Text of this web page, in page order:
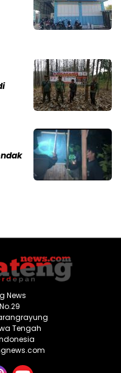
News
Tengah